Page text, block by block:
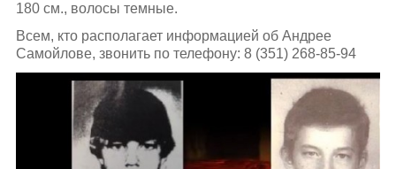
180 см., волосы темные.
Всем, кто располагает информацией об Андрее
Самойлове, звонить по телефону: 8 (351) 268-85-94